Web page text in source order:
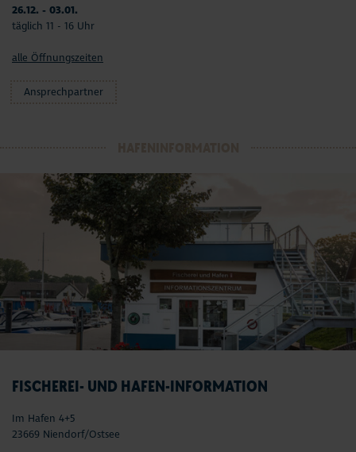
26.12. - 03.01.
täglich 11 - 16 Uhr
alle Öffnungszeiten
Ansprechpartner
FISCHEREI- UND HAFEN-INFORMATION
Im Hafen 4+5
23669 Niendorf/Ostsee